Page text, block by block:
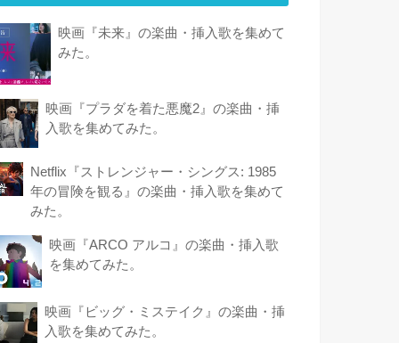
映画『未来』の楽曲・挿入歌を集めて
みた。
映画『プラダを着た悪魔2』の楽曲・挿
入歌を集めてみた。
Netflix『ストレンジャー・シングス: 1985
年の冒険 を観 る』の楽曲・挿入歌を集めて
みた。
映画『ARCO アルコ』の楽曲・挿入歌
を集めてみた。
映画『ビッグ・ミステイク』の楽曲・挿
入歌を集めてみた。